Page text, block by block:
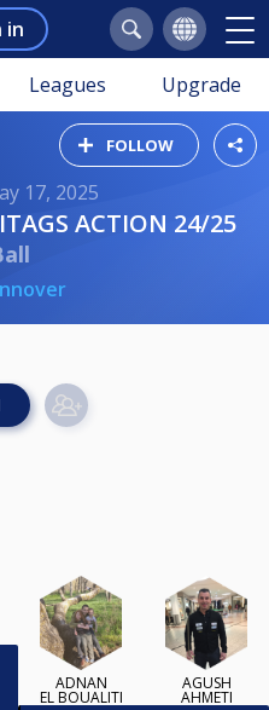
in
Leagues Upgrade
FOLLOW
17, 2025
ACTION 24/25
ADNAN
EL BOUALITI
AGUSH
AHMETI